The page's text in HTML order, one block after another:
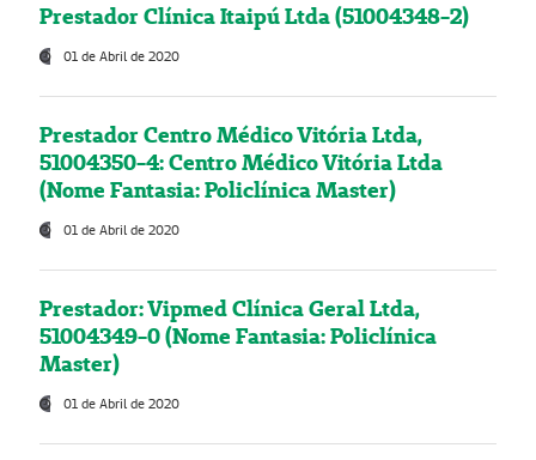
Prestador Clínica Itaipú Ltda (51004348-2)
01 de Abril de 2020
Prestador Centro Médico Vitória Ltda,
51004350-4: Centro Médico Vitória Ltda
(Nome Fantasia: Policlínica Master)
01 de Abril de 2020
Prestador: Vipmed Clínica Geral Ltda,
51004349-0 (Nome Fantasia: Policlínica
Master)
01 de Abril de 2020